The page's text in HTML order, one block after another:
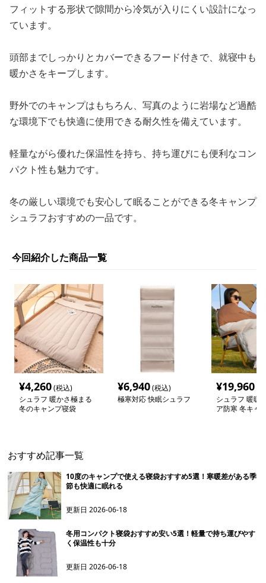
フィットする形状で隙間から冷気が入りにくい設計になっ
ています。
頭部までしっかりとカバーできるフード付きで、就寝中も
暖かさをキープします。
野外でのキャンプはもちろん、写真のように岩場など過酷
な環境下でも快適に使用できる耐久性を備えています。
軽量ながら優れた保温性を持ち、持ち運びにも便利なコン
パクト性も魅力です。
冬の厳しい環境でも安心して眠ることができる冬キャンプ
シュラフおすすめの一品です。
今回紹介した商品一覧
¥4,260(税込)
シュラフ 暖かさ極まる
冬のキャンプ寝袋
¥6,940(税込)
極寒対応 快眠シュラフ
¥19,960
シュラフ 暖暖
ア防寒 冬キャ
おすすめ記事一覧
10度のキャンプで使える寝袋おすすめ5選！寒暖差がある季
節も快適に眠れる
更新日2026-06-18
冬用コンパクト寝袋おすすめ安い5選！軽量で持ち運びやす
く保温性も十分
更新日2026-06-18